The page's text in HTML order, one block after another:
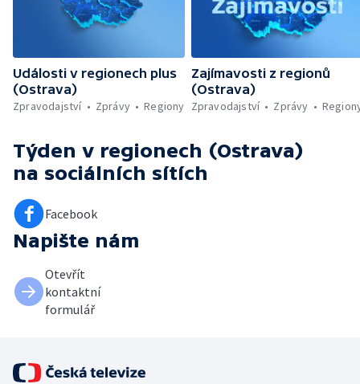
Události v regionech plus
(Ostrava)
Zpravodajství
Zprávy Regiony
Zajímavosti z regionů
(Ostrava)
Zpravodajství
Zprávy
Týden v regionech (Ostrava)
na sociálních sítích
Facebook
Napište nám
Otevřít
kontaktní
formulář